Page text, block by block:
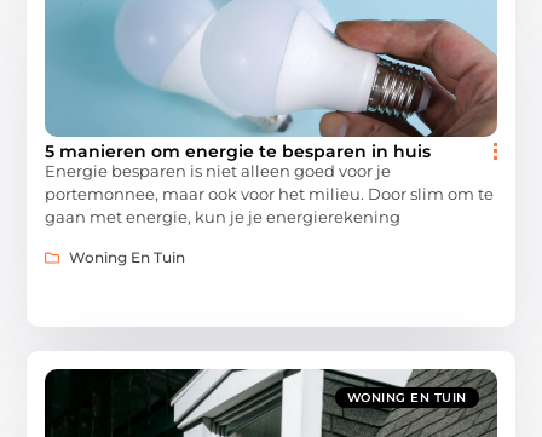
5 manieren om energie te besparen in huis
Energie besparen is niet alleen goed voor je
portemonnee, maar ook voor het milieu. Door slim om te
gaan met energie, kun je je energierekening
Woning En Tuin
WONING EN TUIN